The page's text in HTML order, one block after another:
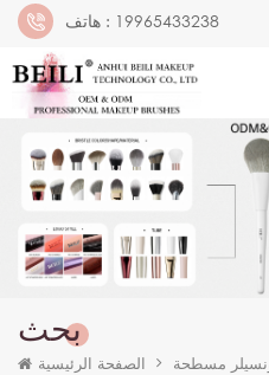
هاتف : 19965433238
بحث
الصفحة الرئيسية مسطحة